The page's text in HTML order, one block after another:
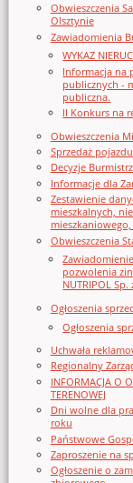
Obwieszczenia
Olsztynie
Zawiadomienia
WYKAZ
Informacja na
publicznych -
publiczna.
II Konkurs na
Obwieszczenia
Sprzedaż
Decyzje
Informacje dla
Zestawienie
mieszkalnych,
Obwieszczenia
pozwolenia
NUTRIPOL Sp.
Ogłoszenia
Ogłoszenia
Uchwała
Regionalny
INFORMACJA O
TERENOWEJ
Dni wolne dla
roku
Państwowe
Zaproszenie na
Ogłoszenie o